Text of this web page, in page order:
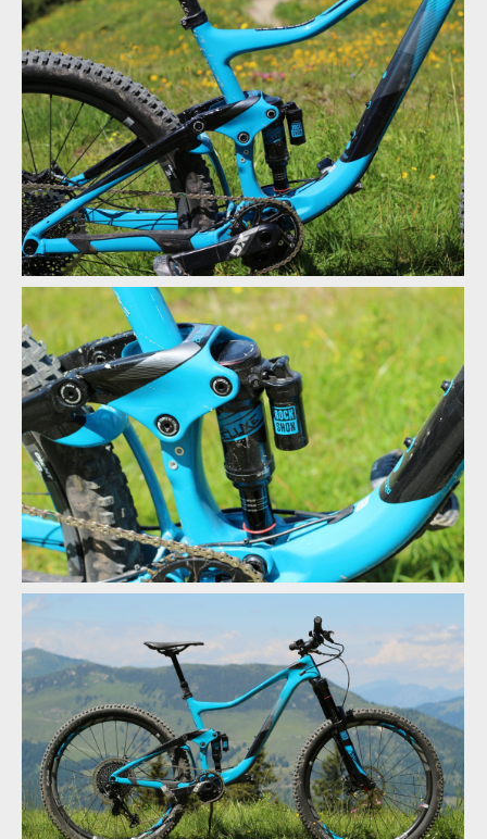
Giant Trance - karbonová přepáka
Giant Trance - karbonová přepáka
Giant Trance - tlumič Rock Shox Super Deluxe
Giant Trance - tlumič Rock Shox Super Deluxe